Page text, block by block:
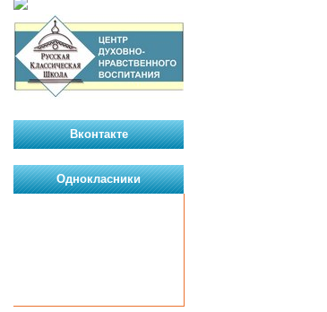
Вконтакте
Однокласники